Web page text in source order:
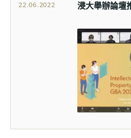
22.06.2022 浸大舉辦論壇